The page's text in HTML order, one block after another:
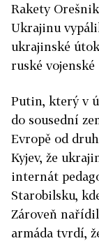
Rakety
Ukrajinu
ukrajinské
ruské vojenské
Putin, který v
do sousední
Evropě od
Kyjev, že
internát
Starobilsku,
Zároveň
armáda tvrdí,